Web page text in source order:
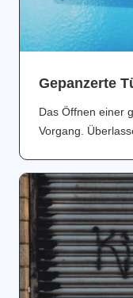
Gepanzerte
Das Öffnen einer
Vorgang.